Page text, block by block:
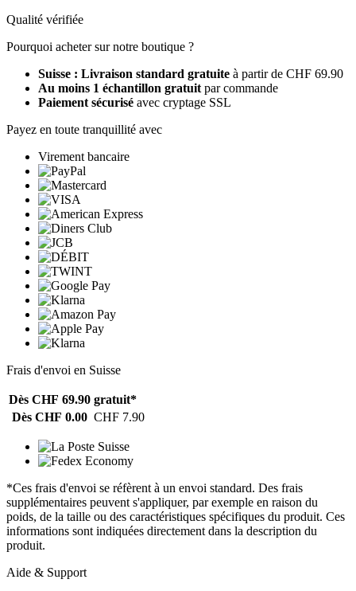
Qualité vérifiée
Pourquoi acheter sur notre boutique ?
Suisse : Livraison standard gratuite à partir de CHF 69.90
Au moins 1 échantillon gratuit par commande
Paiement sécurisé avec cryptage SSL
Payez en toute tranquillité avec
Virement bancaire
Frais d'envoi en Suisse
Dès CHF 69.90 gratuit*
Dès CHF 0.00 CHF 7.90
*Ces frais d'envoi se réfèrent à un envoi standard. Des frais
supplémentaires peuvent s'appliquer, par exemple en raison du
poids, de la taille ou des caractéristiques spécifiques du produit. Ces
informations sont indiquées directement dans la description du
produit.
Aide & Support